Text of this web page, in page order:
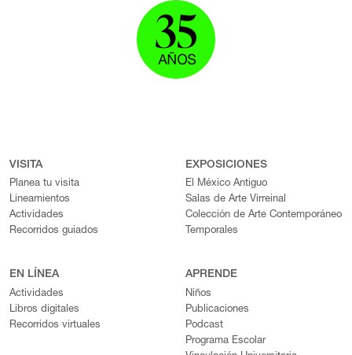
VISITA
Planea tu visita
Lineamientos
Actividades
Recorridos guiados
EXPOSICIONES
El México Antiguo
Salas de Arte Virreinal
Colección de Arte Contemporáneo
Temporales
EN LÍNEA
Actividades
Libros digitales
Recorridos virtuales
APRENDE
Niños
Publicaciones
Podcast
Programa Escolar